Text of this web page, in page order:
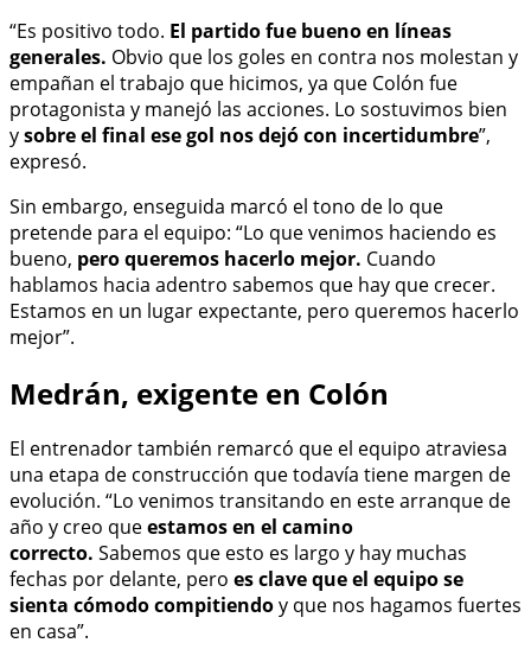
“Es positivo todo. El partido fue bueno en líneas
generales. Obvio que los goles en contra nos molestan y
empañan el trabajo que hicimos, ya que Colón fue
protagonista y manejó las acciones. Lo sostuvimos bien
ysobre el final ese gol nos dejó con incertidumbre”,
expresó.
Sin embargo, enseguida marcó el tono de lo que
pretende para el equipo: “Lo que venimos haciendo es
bueno, pero queremos hacerlo mejor. Cuando
hablamos hacia adentro sabemos que hay que crecer.
Estamos en un lugar expectante, pero queremos hacerlo
mejor”.
Medrán, exigente en Colón
El entrenador también remarcó que el equipo atraviesa
una etapa de construcción que todavía tiene margen de
evolución. “Lo venimos transitando en este arranque de
año y creo queestamos en el camino
correcto. Sabemos que esto es largo y hay muchas
fechas por delante, pero es clave que el equipo se
sienta cómodo compitiendoy que nos hagamos fuertes
en casa”.